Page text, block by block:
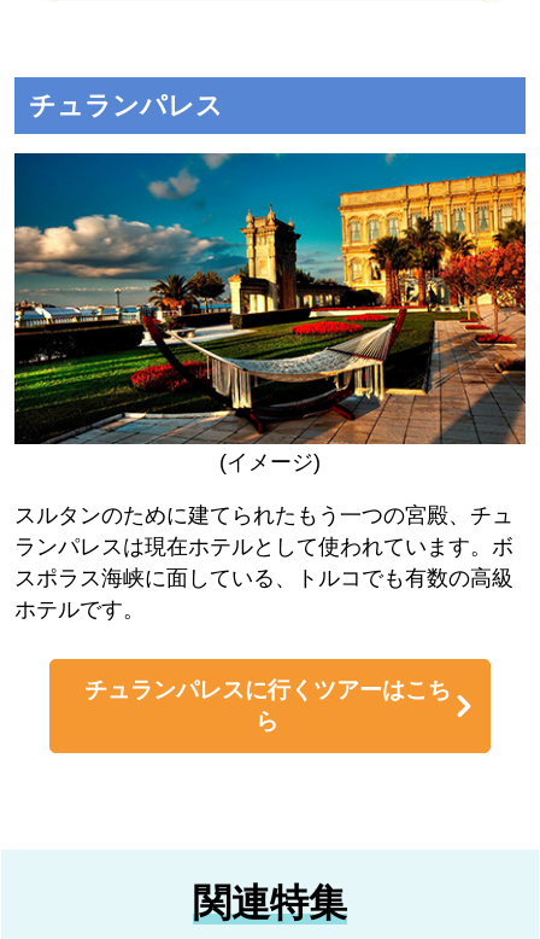
チュランパレス
(イメージ)
スルタンのために建てられたもう一つの宮殿、チュ
ランパレスは現在ホテルとして使われています。ボ
スポラス海峡に面している、トルコでも有数の高級
ホテルです。
チュランパレスに行くツアーはこち
ら
関連特集